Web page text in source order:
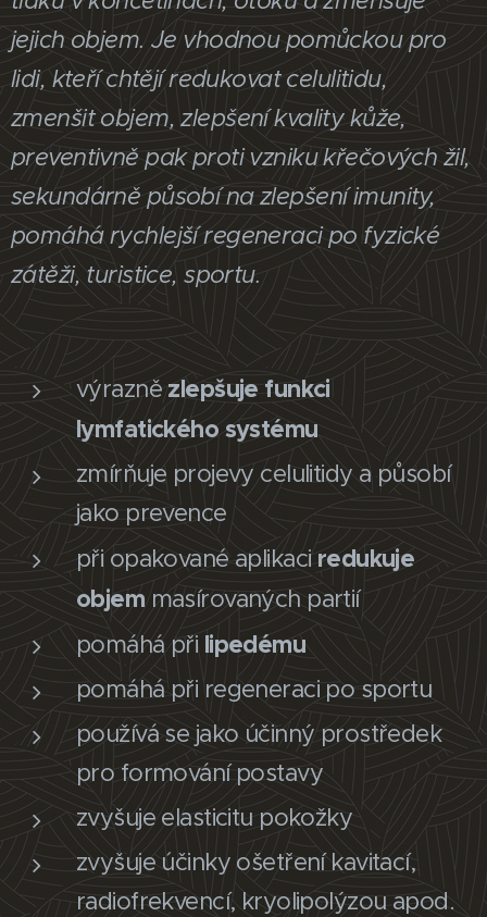
jejich objem. Je vhodnou pomůckou pro
lidi, kteří chtějí redukovat celulitidu,
zmenšit objem, zlepšení kvality kůže,
preventivně pak proti vzniku křečových žil,
sekundárně působí na zlepšení imunity,
pomáhá rychlejší regeneraci po fyzické
zátěži, turistice, sportu.
výrazně zlepšuje funkci
lymfatického systému
zmírňuje projevy celulitidy a působí
jako prevence
při opakované aplikaci redukuje
objemmasírovaných partií
pomáhá při lipedému
pomáhá při regeneraci po sportu
používá se jako účinný prostředek
pro formování postavy
zvyšuje elasticitu pokožky
zvyšuje účinky ošetření kavitací,
radiofrekvencí, kryolipolýzou apod.